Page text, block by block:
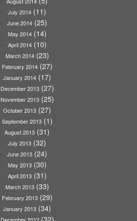
July 2014 (11)
June 2014 (25)
May 2014(14)
April 2014(10)
March 2014(23)
February 2014(27)
January 2014 (17)
December 2013(27)
November 2013(25)
October 2013 (27)
September 2013(1)
August 2013 (31)
July 2013 (32)
June 2013 (24)
May 2013(30)
April 2013(31)
March 2013(33)
February 2013(29)
January 2013 (34)
December 2012(32)